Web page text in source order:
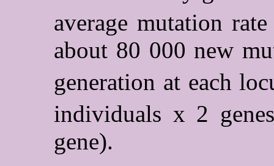
average mutation
about 80 000 new
generation at each
individuals x 2
gene).